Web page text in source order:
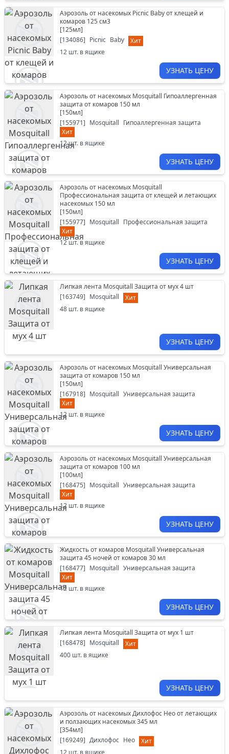
Аэрозоль от насекомых Picnic Baby от клещей и
комаров 125 см3
[125мл]
[134086] Picnic Baby
Хит
12 шт. в ящике
УЗНАТЬ ЦЕНУ
Аэрозоль от насекомых Mosquitall Гипоаллергенная
защита от комаров 150 мл
[150мл]
[155971] Mosquitall Гипоаллергенная защита
Хит
12шт. в ящике
УЗНАТЬ ЦЕНУ
Аэрозоль от насекомых Mosquitall
Профессиональная защита от клещей и летающих
насекомых 150 мл
[150мл]
[155977] Mosquitall Профессиональная защита
Хит
12шт. в ящике
УЗНАТЬ ЦЕНУ
Липкая лента Mosquitall Защита от мух 4 шт
[163749] Mosquitall
Хит
48 шт. в ящике
УЗНАТЬ ЦЕНУ
Аэрозоль от насекомых Mosquitall Универсальная
защита от комаров 150 мл
[150мл]
[167918] Mosquitall Универсальная защита
Хит
12 шт. в ящике
УЗНАТЬ ЦЕНУ
Аэрозоль от насекомых Mosquitall Универсальная
защита от комаров 100 мл
[100мл]
[168475] Mosquitall Универсальная защита
Хит
12 шт. в ящике
УЗНАТЬ ЦЕНУ
Жидкость от комаров Mosquitall Универсальная
защита 45 ночей от комаров 30 мл
[168477] Mosquitall Универсальная защита
Хит
12 шт. в ящике
УЗНАТЬ ЦЕНУ
Липкая лента Mosquitall Защита от мух 1 шт
[168478] Mosquitall
Хит
400 шт. в ящике
УЗНАТЬ ЦЕНУ
Аэрозоль от насекомых Дихлофос Нео от летающих
и ползающих насекомых 345 мл
[354мл]
[169249] Дихлофос Нео
Хит
12 шт. в ящике